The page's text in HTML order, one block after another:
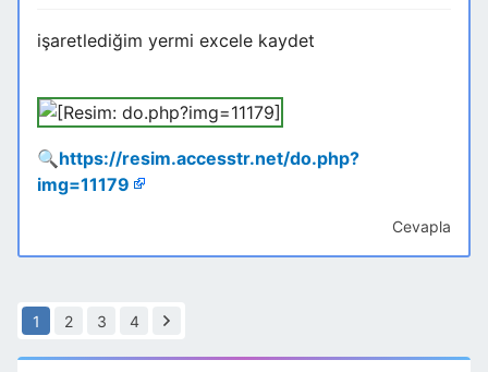
işaretlediğim yermi excele kaydet
🔍 https://resim.accesstr.net/do.php?
img=11179
Cevapla
1 2 3 4